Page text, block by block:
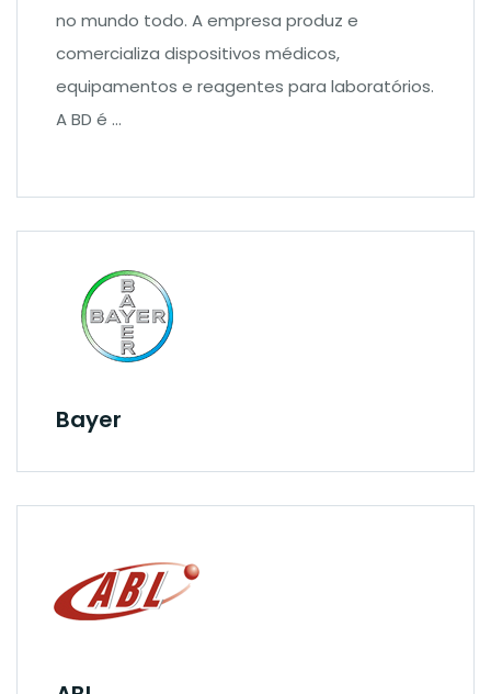
no mundo todo. A empresa produz e
comercializa dispositivos médicos,
equipamentos e reagentes para laboratórios.
A BD é …
Bayer